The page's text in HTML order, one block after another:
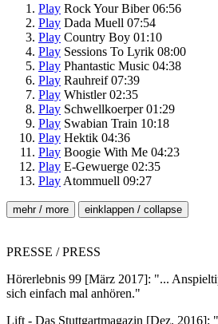
Play Rock Your Biber 06:56
Play Dada Muell 07:54
Play Country Boy 01:10
Play Sessions To Lyrik 08:00
Play Phantastic Music 04:38
Play Rauhreif 07:39
Play Whistler 02:35
Play Schwellkoerper 01:29
Play Swabian Train 10:18
Play Hektik 04:36
Play Boogie With Me 04:23
Play E-Gewuerge 02:35
Play Atommuell 09:27
mehr / more einklappen / collapse
PRESSE / PRESS
Hörerlebnis 99 [März 2017]: "...
sich einfach mal anhören."
Lift - Das Stuttgartmagazin [Dez. 2016]: